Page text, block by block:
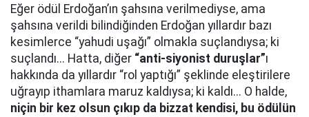
Eğer ödül Erdoğan’ın şahsına verilmediyse, ama
şahsına verildi bilindiğinden Erdoğan yıllardır bazı
kesimlerce “yahudi uşağı” olmakla suçlandıysa; ki
suçlandı... Hatta, diğer “anti-siyonist duruşlar”ı
hakkında da yıllardır “rol yaptığı” şeklinde eleştirilere
uğrayıp ithamlara maruz kaldıysa; ki kaldı... O halde,
niçin bir kez olsun çıkıp da bizzat kendisi, bu ödülün